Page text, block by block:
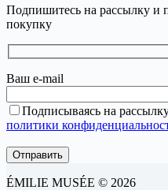
Подпишитесь на рассылку и
покупку
Ваш e-mail
Подписываясь на
политики
ÉMILIE MUSÉE © 2026